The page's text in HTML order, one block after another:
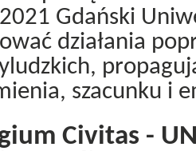
Gdański
działania
szacunku i
Civitas -